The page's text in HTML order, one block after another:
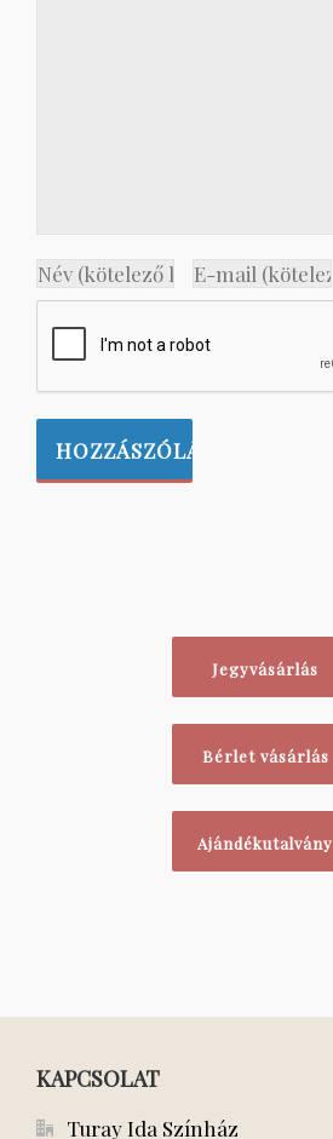
Jegyvásárlás
Bérlet vásárlás
Ajándékutalvány
KAPCSOLAT
Turay Ida Színház